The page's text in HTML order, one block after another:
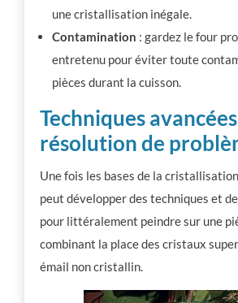
une cristallisation inégale.
Contamination : gardez le four
entretenu pour éviter toute
pièces durant la cuisson.
Techniques
résolution de
Une fois les bases de la
peut développer des techniques et
pour littéralement peindre sur une
combinant la place des cristaux
émail non cristallin.